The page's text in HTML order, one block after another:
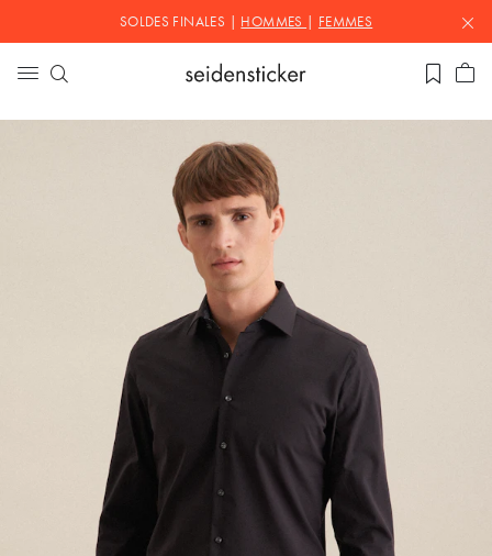
SOLDES FINALES | HOMMES FEMMES